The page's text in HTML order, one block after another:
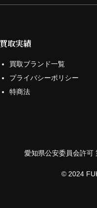
買取実績
買取ブランド一覧
プライバシーポリシー
特商法
愛知県公安委員会許可
© 2024